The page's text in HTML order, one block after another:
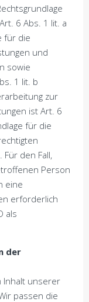
6 Abs. 1 lit. a
für die
und
sowie
1 lit. b
zur
ist Art. 6
für die
den Fall,
Person
eine
erforderlich
als
der
Inhalt unserer
passen die